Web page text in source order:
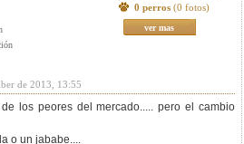
0 perros (0 fotos)
ver mas
de 2013, 13:55
los peores del mercado..... pero el cambio
o un jababe....